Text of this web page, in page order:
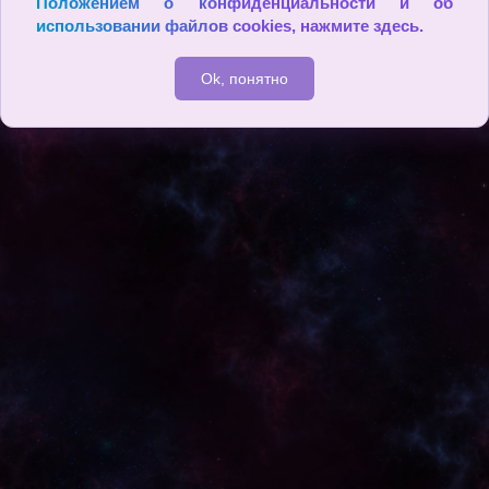
использовании файлов cookies, нажмите здесь.
Ok, понятно